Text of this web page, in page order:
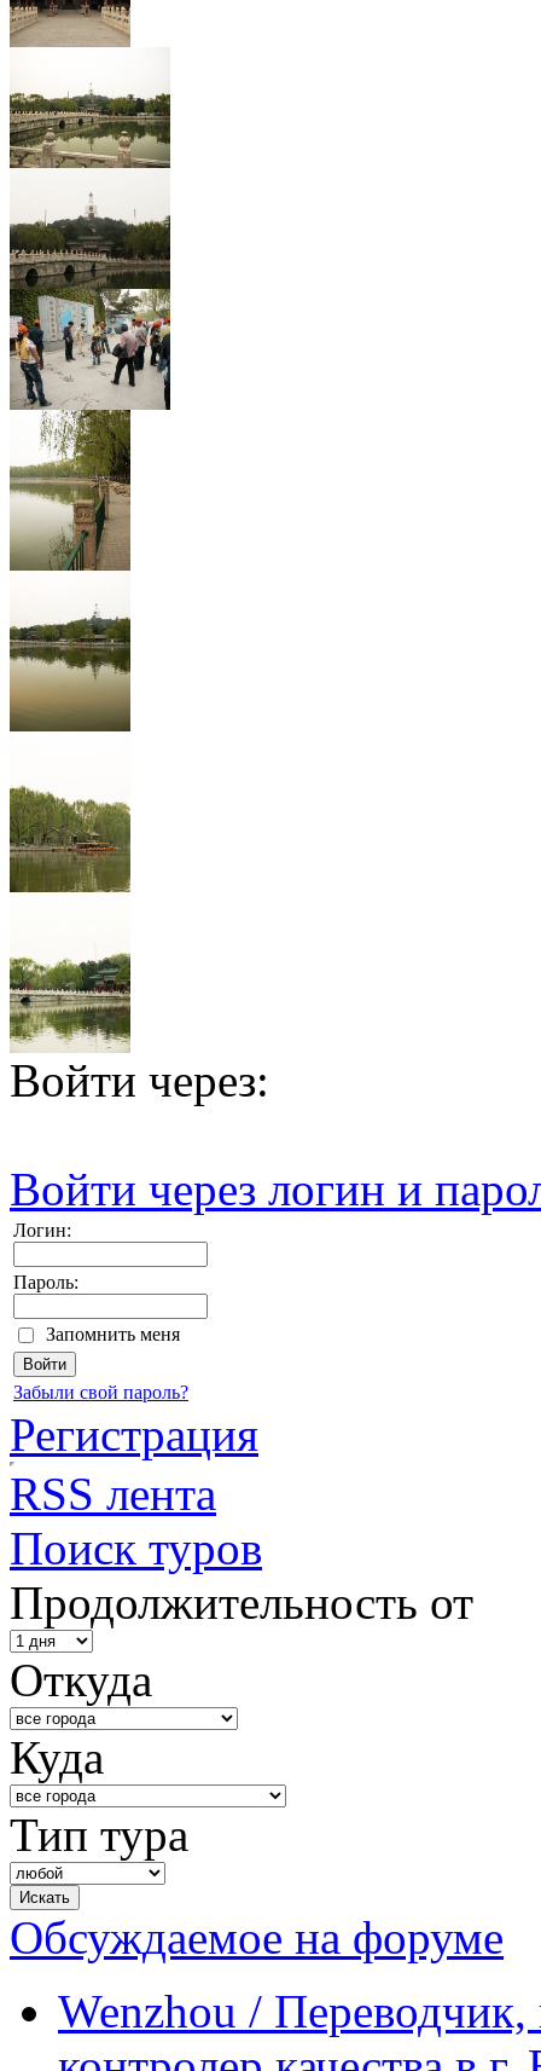
Войти через:
Войти через логин и
Логин:
Пароль:
Запомнить меня
Забыли свой пароль?
Регистрация
RSS лента
Поиск туров
Продолжительность от
Откуда
Куда
Тип тура
Обсуждаемое на форуме
Wenzhou / Переводчик,